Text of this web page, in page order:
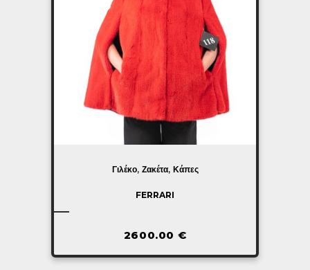
Γιλέκο, Ζακέτα, Κάπες
FERRARI
2600.00 €